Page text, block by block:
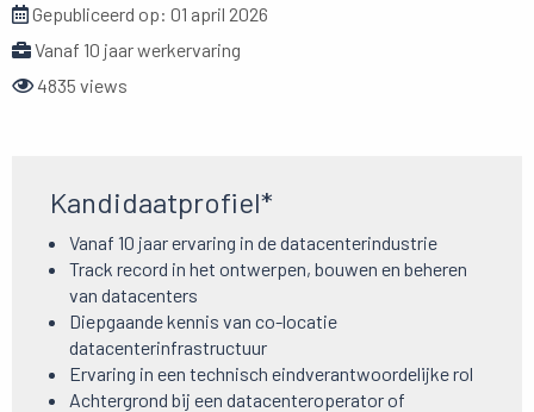
Gepubliceerd op: 01 april 2026
Vanaf 10 jaar werkervaring
4835 views
Kandidaatprofiel*
Vanaf 10 jaar ervaring in de datacenterindustrie
Track record in het ontwerpen, bouwen en beheren
van datacenters
Diepgaande kennis van co-locatie
datacenterinfrastructuur
Ervaring in een technisch eindverantwoordelijke rol
Achtergrond bij een datacenteroperator of